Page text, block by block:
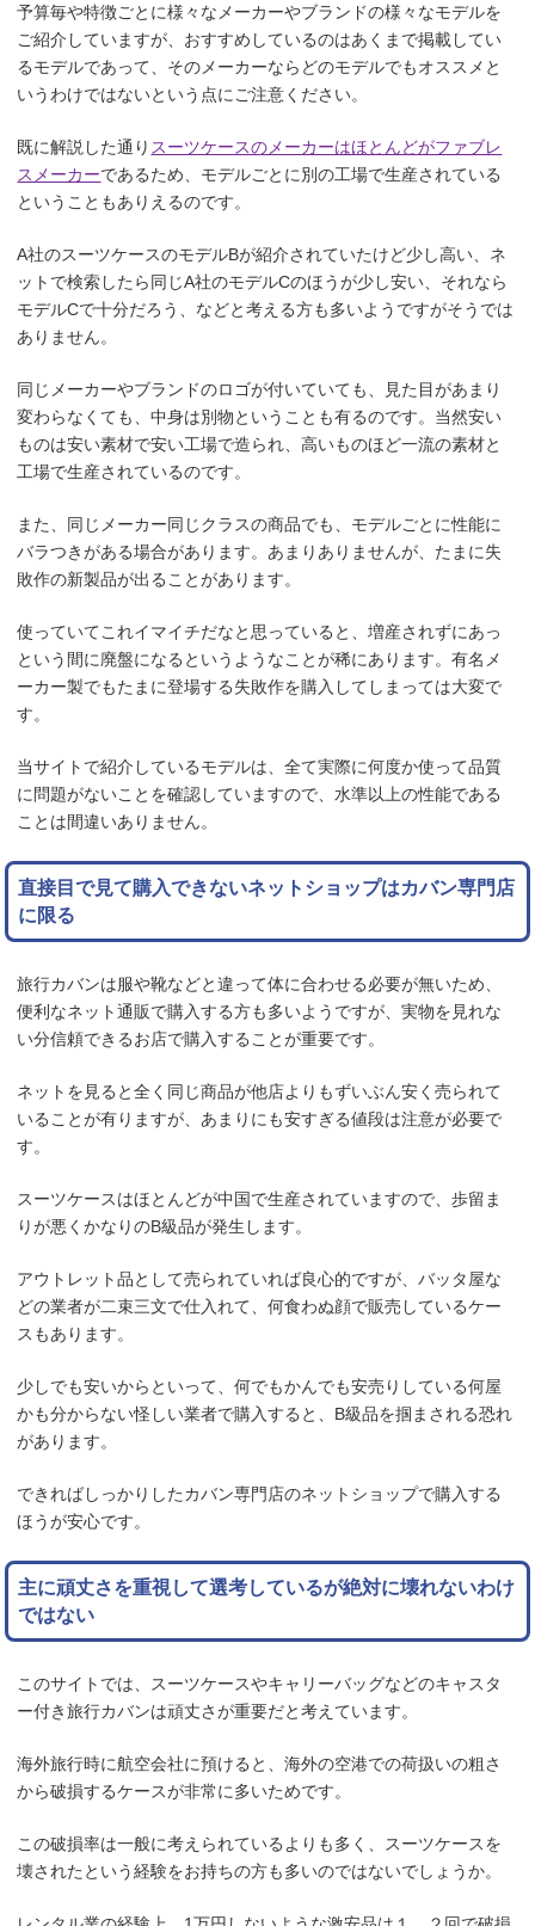
予算毎や特徴ごとに様々なメーカーやブランドの様々なモデルを
ご紹介していますが、おすすめしているのはあくまで掲載してい
るモデルであって、そのメーカーならどのモデルでもオススメと
いうわけではないという点にご注意ください。
既に解説した通り スーツケースのメーカーはほとんどがファブレ
スメーカーであるため、モデルごとに別の工場で生産されている
ということもありえるのです。
A社のスーツケースのモデルBが紹介されていたけど少し高い、ネ
ットで検索したら同じA社のモデルCのほうが少し安い、それなら
モデルCで十分だろう、などと考える方も多いようですがそうでは
ありません。
同じメーカーやブランドのロゴが付いていても、見た目があまり
変わらなくても、中身は別物ということも有るのです。当然安い
ものは安い素材で安い工場で造られ、高いものほど一流の素材と
工場で生産されているのです。
また、同じメーカー同じクラスの商品でも、モデルごとに性能に
バラつきがある場合があります。あまりありませんが、たまに失
敗作の新製品が出ることがあります。
使っていてこれイマイチだなと思っていると、増産されずにあっ
という間に廃盤になるというようなことが稀にあります。有名メ
ーカー製でもたまに登場する失敗作を購入してしまっては大変で
す。
当サイトで紹介しているモデルは、全て実際に何度か使って品質
に問題がないことを確認していますので、水準以上の性能である
ことは間違いありません。
直接目で見て購入できないネットショップはカバン専門店
に限る
旅行カバンは服や靴などと違って体に合わせる必要が無いため、
便利なネット通販で購入する方も多いようですが、実物を見れな
い分信頼できるお店で購入することが重要です。
ネットを見ると全く同じ商品が他店よりもずいぶん安く売られて
いることが有りますが、あまりにも安すぎる値段は注意が必要で
す。
スーツケースはほとんどが中国で生産されていますので、歩留ま
りが悪くかなりのB級品が発生します。
アウトレット品として売られていれば良心的ですが、バッタ屋な
どの業者が二束三文で仕入れて、何食わぬ顔で販売しているケー
スもあります。
少しでも安いからといって、何でもかんでも安売りしている何屋
かも分からない怪しい業者で購入すると、B級品を掴まされる恐れ
があります。
できればしっかりしたカバン専門店のネットショップで購入する
ほうが安心です。
主に頑丈さを重視して選考しているが絶対に壊れないわけ
ではない
このサイトでは、スーツケースやキャリーバッグなどのキャスタ
ー付き旅行カバンは頑丈さが重要だと考えています。
海外旅行時に航空会社に預けると、海外の空港での荷扱いの粗さ
から破損するケースが非常に多いためです。
この破損率は一般に考えられているよりも多く、スーツケースを
壊されたという経験をお持ちの方も多いのではないでしょうか。